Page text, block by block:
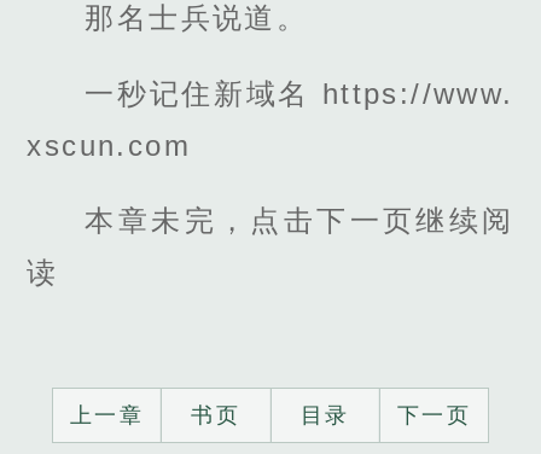
那名士兵说道。
一秒记住新域名 https://www.
xscun.com
本章未完，点击下一页继续阅
读
上一章 书页 目录 下一页